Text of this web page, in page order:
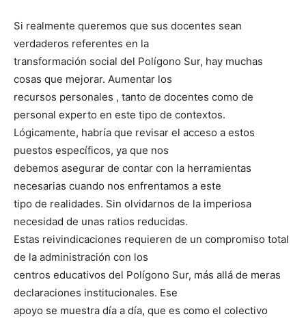
Si realmente queremos que sus docentes sean
verdaderos referentes en la
transformación social del Polígono Sur, hay muchas
cosas que mejorar. Aumentar los
recursos personales , tanto de docentes como de
personal experto en este tipo de contextos.
Lógicamente, habría que revisar el acceso a estos
puestos específicos, ya que nos
debemos asegurar de contar con la herramientas
necesarias cuando nos enfrentamos a este
tipo de realidades. Sin olvidarnos de la imperiosa
necesidad de unas ratios reducidas.
Estas reivindicaciones requieren de un compromiso total
de la administración con los
centros educativos del Polígono Sur, más allá de meras
declaraciones institucionales. Ese
apoyo se muestra día a día, que es como el colectivo